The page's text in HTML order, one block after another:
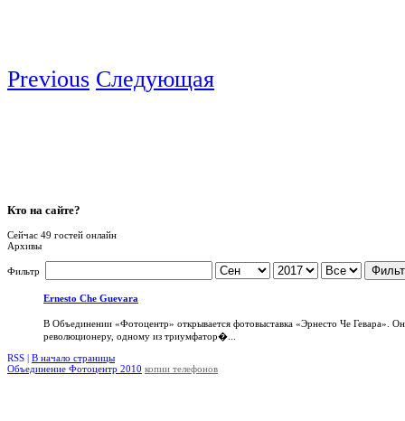
Previous Следующая
Кто на сайте?
Сейчас 49 гостей онлайн
Архивы
Фильтр
Ernesto Che Guevara
В Объединении «Фотоцентр» открывается фотовыставка «Эрнесто Че Гевара».
революционеру, одному из триумфатор�...
RSS | В начало страницы
Объединение Фотоцентр 2010 копии телефонов